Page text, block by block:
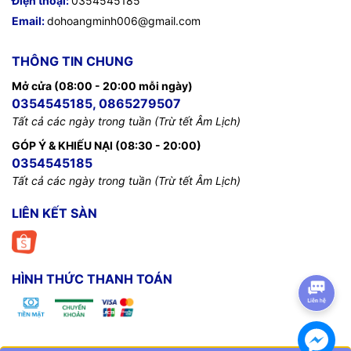
Email:dohoangminh006@gmail.com
THÔNG TIN CHUNG
Mở cửa (08:00 - 20:00 mỗi ngày)
0354545185, 0865279507
Tất cả các ngày trong tuần (Trừ tết Âm Lịch)
GÓP Ý & KHIẾU NẠI (08:30 - 20:00)
0354545185
Tất cả các ngày trong tuần (Trừ tết Âm Lịch)
LIÊN KẾT SÀN
HÌNH THỨC THANH TOÁN